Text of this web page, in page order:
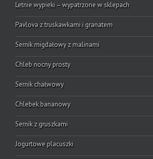
Letnie wypieki – wypatrzone w sklepach
Pavlova z truskawkami i granatem
Sernik migdałowy z malinami
Chleb nocny prosty
Sernik chałwowy
Chlebek bananowy
Sernik z gruszkami
Jogurtowe placuszki